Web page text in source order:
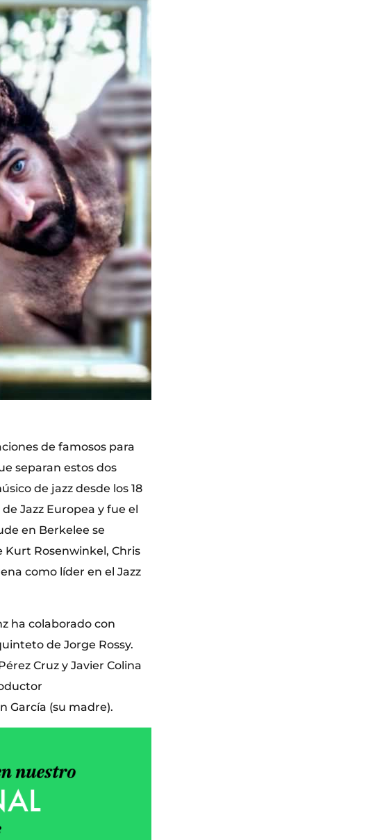
de famosos para
separan estos dos
de jazz desde los 18
Jazz Europea y fue el
en Berkelee se
Rosenwinkel, Chris
como líder en el Jazz
ha colaborado con
de Jorge Rossy.
Cruz y Javier Colina
García (su madre).